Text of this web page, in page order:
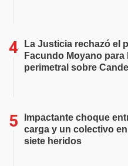
La Justicia rechazó el
Facundo Moyano para
perimetral sobre
Impactante choque
carga y un colectivo
siete heridos